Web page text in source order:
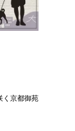
く京都御苑